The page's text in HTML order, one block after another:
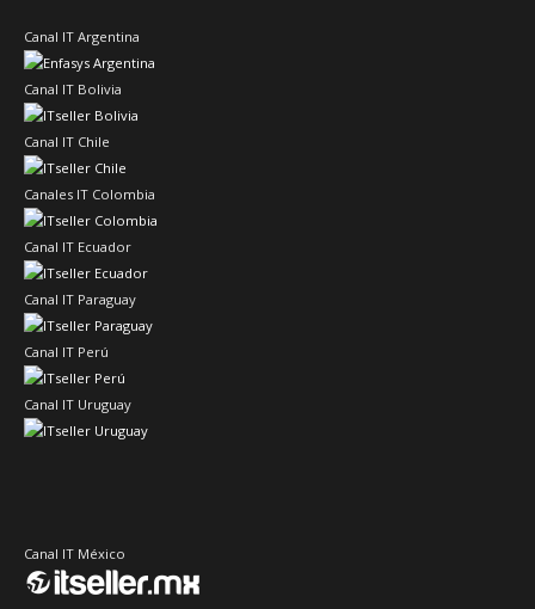
Canal IT Argentina
Canal IT Bolivia
Canal IT Chile
Canales IT Colombia
Canal IT Ecuador
Canal IT Paraguay
Canal IT Perú
Canal IT Uruguay
Canal IT México